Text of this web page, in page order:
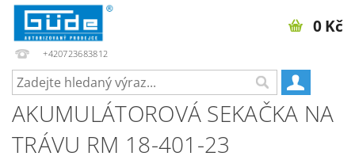
+420723683812
0 Kč
AKUMULÁTOROVÁ SEKAČKA NA
TRÁVU RM 18-401-23